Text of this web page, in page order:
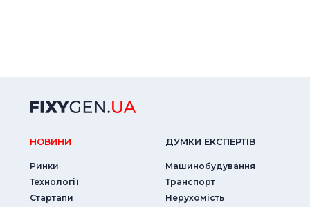
НОВИНИ
Ринки
Технології
Стартапи
ДУМКИ ЕКСПЕРТIВ
Машинобудування
Транспорт
Нерухомість